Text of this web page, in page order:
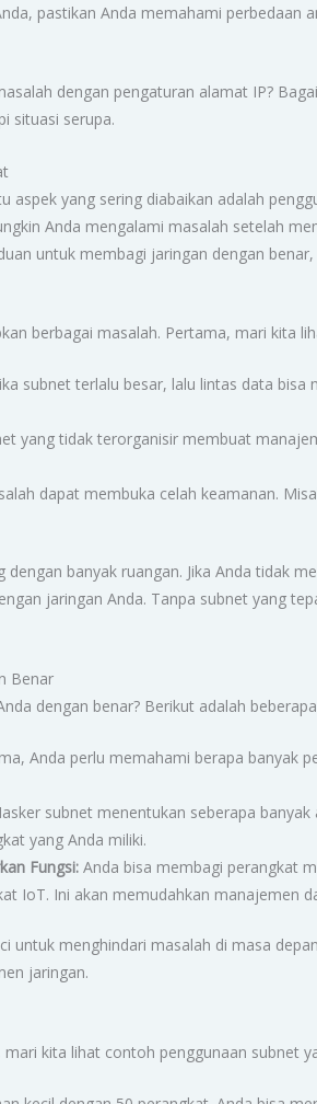
pastikan Anda memahami perbedaan
dengan pengaturan alamat IP?
situasi serupa.
aspek yang sering diabaikan adalah
Anda mengalami masalah setelah
untuk membagi jaringan dengan
berbagai masalah. Pertama, mari kita
subnet terlalu besar, lalu lintas data
yang tidak terorganisir membuat
dapat membuka celah keamanan.
dengan banyak ruangan. Jika Anda tidak
jaringan Anda. Tanpa subnet yang
Benar
dengan benar? Berikut adalah
Anda perlu memahami berapa banyak
subnet menentukan seberapa
yang Anda miliki.
Fungsi: Anda bisa membagi perangkat
IoT. Ini akan memudahkan manajemen
untuk menghindari masalah di masa
jaringan.
kita lihat contoh penggunaan subnet